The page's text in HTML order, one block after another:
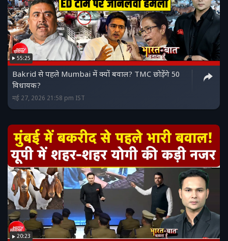
55:25
Bakrid से पहले Mumbai में क्यों बवाल? TMC छोड़ेंगे 50
विधायक?
मई 27, 2026 21:58 pm IST
20:23